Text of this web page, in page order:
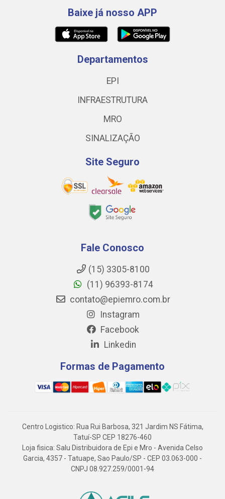
Baixe já nosso APP
Departamentos
EPI
INFRAESTRUTURA
MRO
SINALIZAÇÃO
Site Seguro
Fale Conosco
(15) 3305-8100
(11) 96393-8174
contato@epiemro.com.br
Instagram
Facebook
Linkedin
Formas de Pagamento
Centro Logistico: Rua Rui Barbosa, 321 Jardim NS Fátima,
Tatuí-SP CEP 18276-460
Loja fisica: Salu Distribuidora de Epi e Mro - Avenida Celso
Garcia, 4357 - Tatuape, Sao Paulo/SP - CEP 03.063-000 -
CNPJ 08.927.259/0001-94